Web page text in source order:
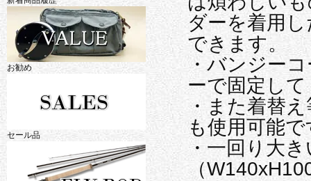
ダーを着用
できます。
・バンジー
ーで固定し
・また着替
も使用可能で
・一回り大
（
お勧め
セール品